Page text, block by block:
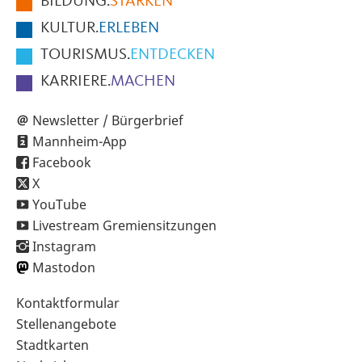
KULTUR.ERLEBEN
TOURISMUS.ENTDECKEN
KARRIERE.MACHEN
Newsletter / Bürgerbrief
Mannheim-App
Facebook
X
YouTube
Livestream Gremiensitzungen
Instagram
Mastodon
Sekundärnavigation
im
Fußbereich
Kontaktformular
Stellenangebote
Stadtkarten